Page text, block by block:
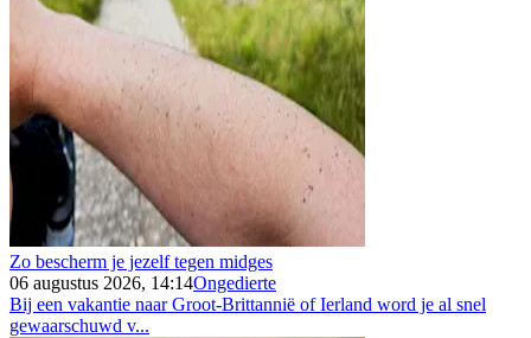
Zo bescherm je jezelf tegen midges
06 augustus 2026, 14:14Ongedierte
Bij een vakantie naar Groot-Brittannië of Ierland word je al snel
gewaarschuwd v...